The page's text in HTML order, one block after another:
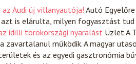
Audi új villanyautója! Autó
is elárulta, milyen fogyasztást tud
idilli törökországi nyaralást ÜzletA
működik. A magyar
és az egyedi gasztronómia